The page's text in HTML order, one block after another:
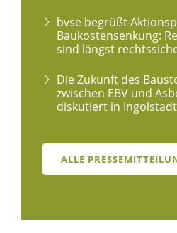
bvse begrüßt
Baukostensenkung:
sind längst
Die Zukunft des
zwischen EBV und
diskutiert in Ingolstadt
ALLE